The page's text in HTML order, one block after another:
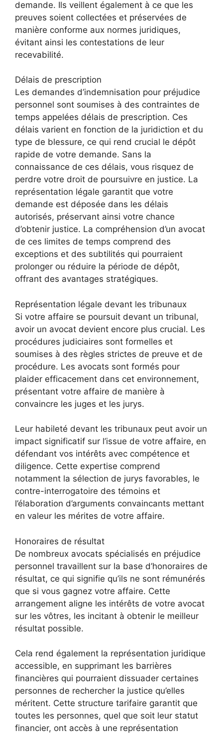
demande. Ils veillent également à ce que les
preuves soient collectées et préservées de
manière conforme aux normes juridiques,
évitant ainsi les contestations de leur
recevabilité.
Délais de prescription
Les demandes d’indemnisation pour préjudice
personnel sont soumises à des contraintes de
temps appelées délais de prescription. Ces
délais varient en fonction de la juridiction et du
type de blessure, ce qui rend crucial le dépôt
rapide de votre demande. Sans la
connaissance de ces délais, vous risquez de
perdre votre droit de poursuivre en justice. La
représentation légale garantit que votre
demande est déposée dans les délais
autorisés, préservant ainsi votre chance
d’obtenir justice. La compréhension d’un avocat
de ces limites de temps comprend des
exceptions et des subtilités qui pourraient
prolonger ou réduire la période de dépôt,
offrant des avantages stratégiques.
Représentation légale devant les tribunaux
Si votre affaire se poursuit devant un tribunal,
avoir un avocat devient encore plus crucial. Les
procédures judiciaires sont formelles et
soumises à des règles strictes de preuve et de
procédure. Les avocats sont formés pour
plaider efficacement dans cet environnement,
présentant votre affaire de manière à
convaincre les juges et les jurys.
Leur habileté devant les tribunaux peut avoir un
impact significatif sur l’issue de votre affaire, en
défendant vos intérêts avec compétence et
diligence. Cette expertise comprend
notamment la sélection de jurys favorables, le
contre-interrogatoire des témoins et
l’élaboration d’arguments convaincants mettant
en valeur les mérites de votre affaire.
Honoraires de résultat
De nombreux avocats spécialisés en préjudice
personnel travaillent sur la base d’honoraires de
résultat, ce qui signifie qu’ils ne sont rémunérés
que si vous gagnez votre affaire. Cette
arrangement aligne les intérêts de votre avocat
sur les vôtres, les incitant à obtenir le meilleur
résultat possible.
Cela rend également la représentation juridique
accessible, en supprimant les barrières
financières qui pourraient dissuader certaines
personnes de rechercher la justice qu’elles
méritent. Cette structure tarifaire garantit que
toutes les personnes, quel que soit leur statut
financier, ont accès à une représentation